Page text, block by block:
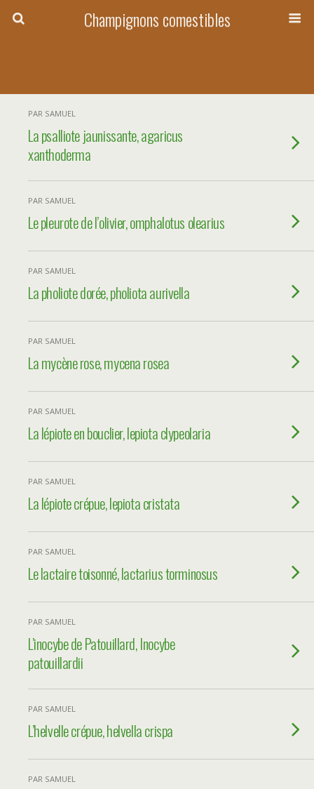
Champignons comestibles
PAR SAMUEL
La psalliote jaunissante, agaricus
xanthoderma
PAR SAMUEL
Le pleurote de l’olivier, omphalotus olearius
PAR SAMUEL
La pholiote dorée, pholiota aurivella
PAR SAMUEL
La mycène rose, mycena rosea
PAR SAMUEL
La lépiote en bouclier, lepiota clypeolaria
PAR SAMUEL
La lépiote crépue, lepiota cristata
PAR SAMUEL
Le lactaire toisonné, lactarius torminosus
PAR SAMUEL
L’inocybe de Patouillard, Inocybe
patouillardii
PAR SAMUEL
L’helvelle crépue, helvella crispa
PAR SAMUEL